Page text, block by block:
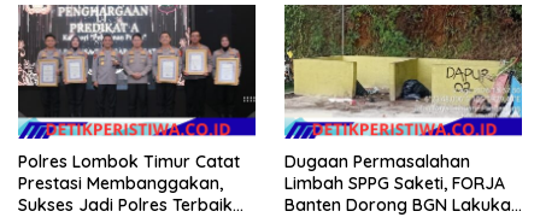
Argomulyo Belitang Jaya
Hilang 3 Bulan Bawa
Anggaran Pembangunan
Polres Lombok Timur Catat
Prestasi Membanggakan,
Sukses Jadi Polres Terbaik
Dugaan Permasalahan
Limbah SPPG Saketi, FORJA
Banten Dorong BGN Lakukan